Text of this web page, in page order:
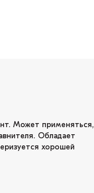
Может применяться,
Обладает
хорошей